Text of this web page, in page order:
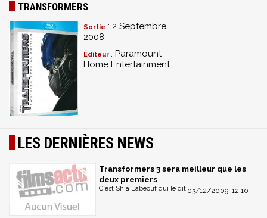
TRANSFORMERS
Sortie : 2 Septembre
2008
Éditeur : Paramount
Home Entertainment
LES DERNIÈRES NEWS
Transformers 3 sera meilleur que les
deux premiers
03/12/2009, 12:10
C'est Shia Labeouf qui le dit